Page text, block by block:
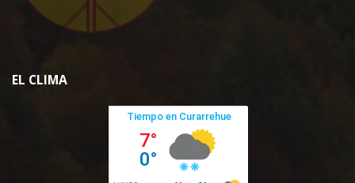
EL CLIMA